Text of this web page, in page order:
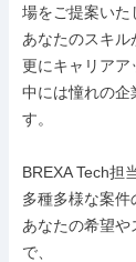
場をご提案いた
あなたのスキル
更にキャリアア
中には憧れの企
す。
BREXA Tech担
多種多様な案件
あなたの希望
で、